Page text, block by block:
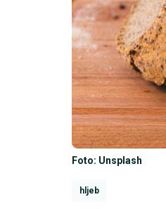
Foto: Unsplash
hljeb